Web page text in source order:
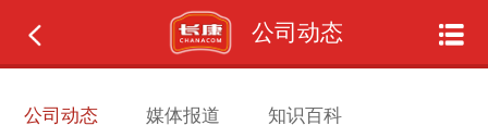
公司动态
公司动态 媒体报道 知识百科